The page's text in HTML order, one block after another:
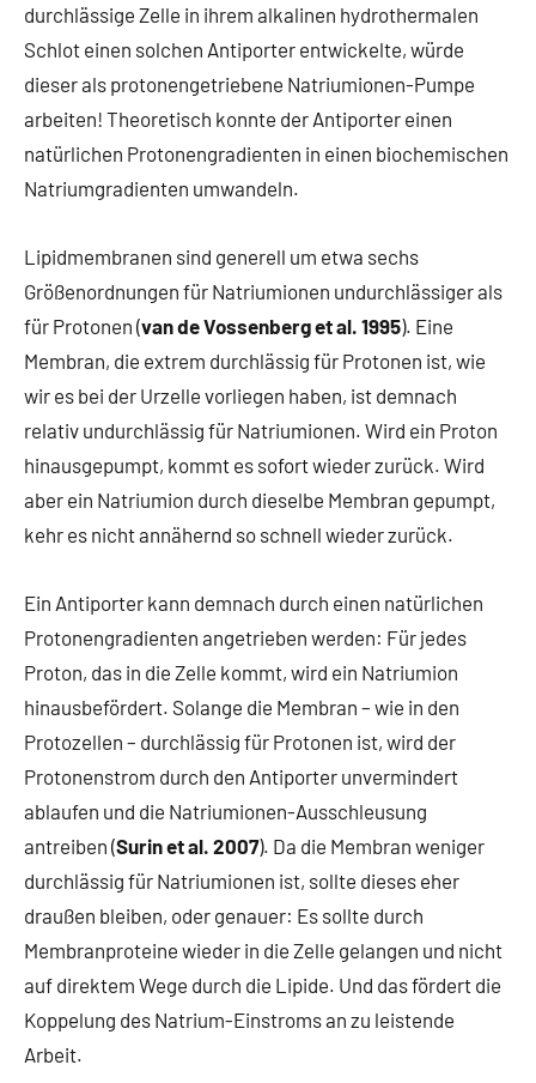
durchlässige Zelle in ihrem alkalinen hydrothermalen
Schlot einen solchen Antiporter entwickelte, würde
dieser als protonengetriebene Natriumionen-Pumpe
arbeiten! Theoretisch konnte der Antiporter einen
natürlichen Protonengradienten in einen biochemischen
Natriumgradienten umwandeln.
Lipidmembranen sind generell um etwa sechs
Größenordnungen für Natriumionen undurchlässiger als
für Protonen (van de Vossenberg et al. 1995). Eine
Membran, die extrem durchlässig für Protonen ist, wie
wir es bei der Urzelle vorliegen haben, ist demnach
relativ undurchlässig für Natriumionen. Wird ein Proton
hinausgepumpt, kommt es sofort wieder zurück. Wird
aber ein Natriumion durch dieselbe Membran gepumpt,
kehr es nicht annähernd so schnell wieder zurück.
Ein Antiporter kann demnach durch einen natürlichen
Protonengradienten angetrieben werden: Für jedes
Proton, das in die Zelle kommt, wird ein Natriumion
hinausbefördert. Solange die Membran – wie in den
Protozellen – durchlässig für Protonen ist, wird der
Protonenstrom durch den Antiporter unvermindert
ablaufen und die Natriumionen-Ausschleusung
antreiben (Surin et al. 2007). Da die Membran weniger
durchlässig für Natriumionen ist, sollte dieses eher
draußen bleiben, oder genauer: Es sollte durch
Membranproteine wieder in die Zelle gelangen und nicht
auf direktem Wege durch die Lipide. Und das fördert die
Koppelung des Natrium-Einstroms an zu leistende
Arbeit.